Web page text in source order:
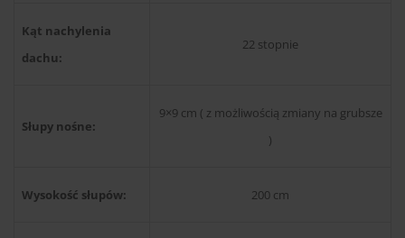
Kąt nachylenia
dachu:
22 stopnie
Słupy nośne:
9×9 cm ( z możliwością zmiany na grubsze
)
Wysokość słupów: 200 cm